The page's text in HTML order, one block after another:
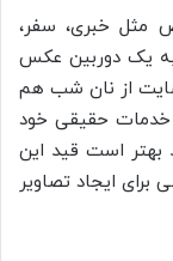
مثل خبری، سفر،
به یک دوربین عکس
سایت از نان شب هم
خدمات حقیقی خود
بهتر است قید این
برای ایجاد تصاویر